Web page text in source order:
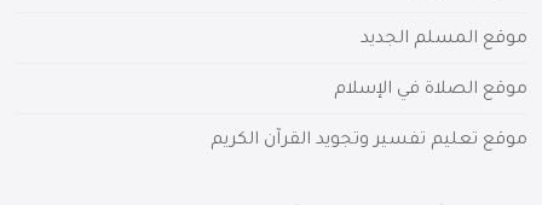
موقع المسلم الجديد
موقع الصلاة في الإسلام
موقع تعليم تفسير وتجويد القرآن الكريم